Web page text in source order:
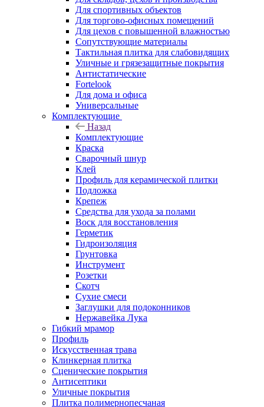
Для спортивных объектов
Для торгово-офисных помещений
Для цехов с повышенной влажностью
Сопутствующие материалы
Тактильная плитка для слабовидящих
Уличные и грязезащитные покрытия
Антистатические
Fortelook
Для дома и офиса
Универсальные
Комплектующие
Назад
Комплектующие
Краска
Сварочный шнур
Клей
Профиль для керамической плитки
Подложка
Крепеж
Средства для ухода за полами
Воск для восстановления
Герметик
Гидроизоляция
Грунтовка
Инструмент
Розетки
Скотч
Сухие смеси
Заглушки для подоконников
Нержавейка Лука
Гибкий мрамор
Профиль
Искусственная трава
Клинкерная плитка
Сценические покрытия
Антисептики
Уличные покрытия
Плитка полимернопесчаная